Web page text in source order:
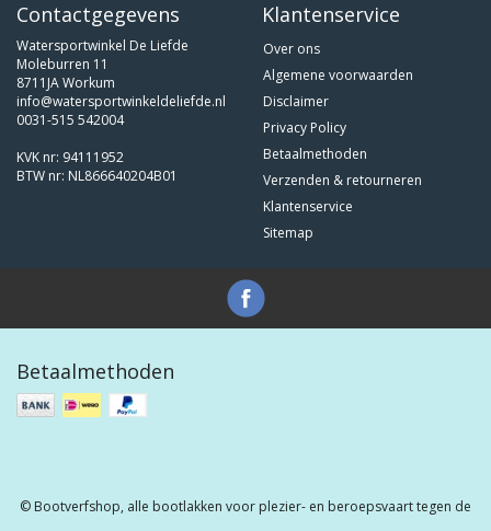
Contactgegevens
Watersportwinkel De Liefde
Moleburren 11
8711JA Workum
info@watersportwinkeldeliefde.nl
0031-515 542004
KVK nr: 94111952
BTW nr: NL866640204B01
Klantenservice
Over ons
Algemene voorwaarden
Disclaimer
Privacy Policy
Betaalmethoden
Verzenden & retourneren
Klantenservice
Sitemap
Betaalmethoden
© Bootverfshop, alle bootlakken voor plezier- en beroepsvaart tegen de